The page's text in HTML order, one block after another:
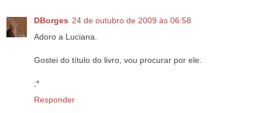
DBorges 24 de outubro de 2009 às 06:58
Adoro a Luciana.
Gostei do título do livro, vou procurar por ele.
;*
Responder